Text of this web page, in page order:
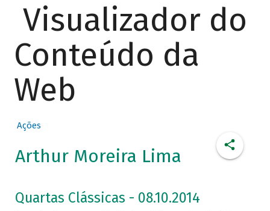
Visualizador do
Conteúdo da
Web
Ações
Arthur Moreira Lima
Quartas Clássicas - 08.10.2014